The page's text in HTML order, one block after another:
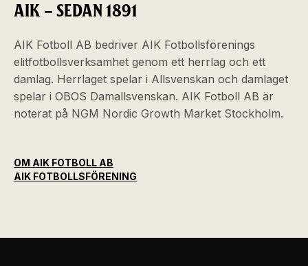
AIK – SEDAN 1891
AIK Fotboll AB bedriver AIK Fotbollsförenings
elitfotbollsverksamhet genom ett herrlag och ett
damlag. Herrlaget spelar i Allsvenskan och damlaget
spelar i OBOS Damallsvenskan. AIK Fotboll AB är
noterat på NGM Nordic Growth Market Stockholm.
OM AIK FOTBOLL AB
AIK FOTBOLLSFÖRENING